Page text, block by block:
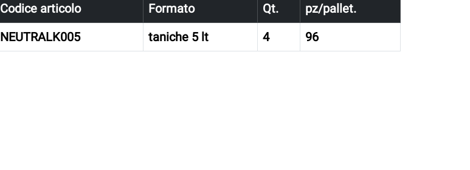
Codice articolo Formato Qt.
pz/pallet.
NEUTRALK005
taniche 5 lt 4 96